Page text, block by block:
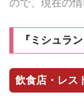
ので、現在の
『ミシュラ
飲食店・レス